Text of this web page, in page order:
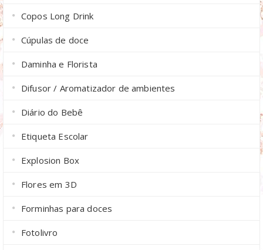
Copos Long Drink
Cúpulas de doce
Daminha e Florista
Difusor / Aromatizador de ambientes
Diário do Bebê
Etiqueta Escolar
Explosion Box
Flores em 3D
Forminhas para doces
Fotolivro